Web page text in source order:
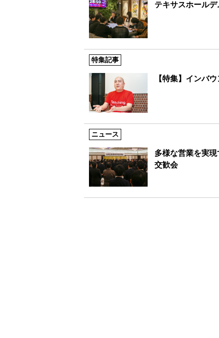
テキサスホール
特集記事
【特集】インバ
ニュース
多様な営業を実
交歓会